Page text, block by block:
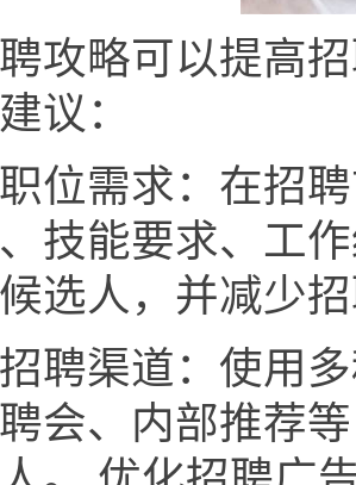
攻略可以提高
议：
位需求：在招
技能要求、工
选人，并减少
聘渠道：使用
会、内部推荐